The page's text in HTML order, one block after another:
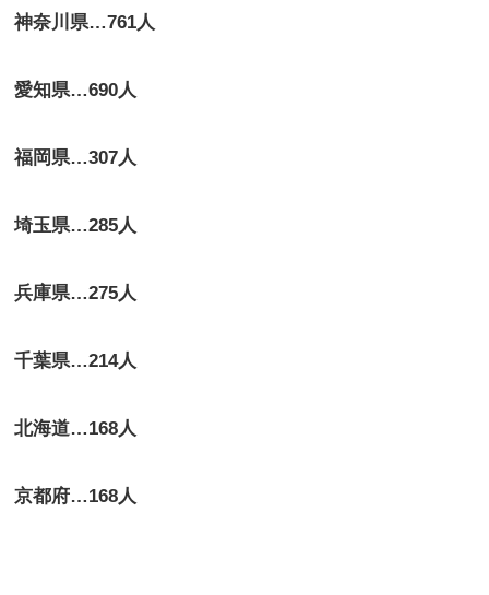
神奈川県…761人
愛知県…690人
福岡県…307人
埼玉県…285人
兵庫県…275人
千葉県…214人
北海道…168人
京都府…168人